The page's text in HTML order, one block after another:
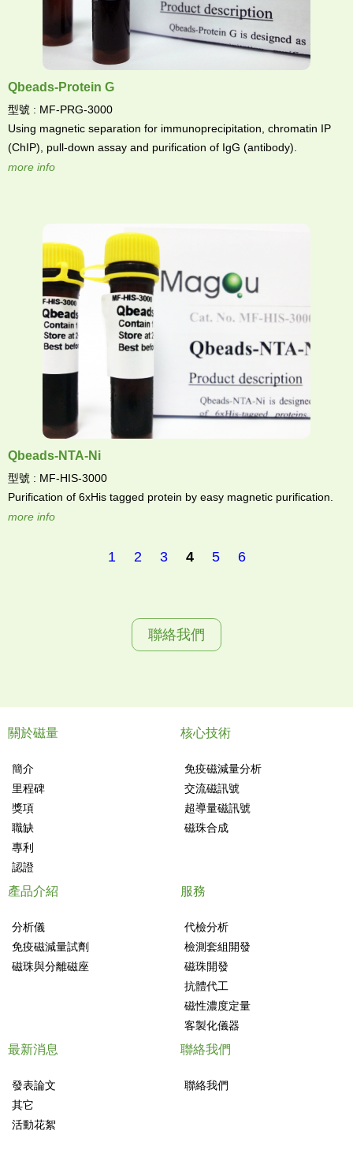
Qbeads-Protein G
型號 : MF-PRG-3000
Using magnetic separation for immunoprecipitation, chromatin IP
(ChIP), pull-down assay and purification of IgG (antibody).
more info
Qbeads-NTA-Ni
型號 : MF-HIS-3000
Purification of 6xHis tagged protein by easy magnetic purification.
more info
1 2 3 4 5 6
聯絡我們
關於磁量
簡介
里程碑
獎項
職缺
專利
認證
核心技術
免疫磁減量分析
交流磁訊號
超導量磁訊號
磁珠合成
產品介紹
分析儀
免疫磁減量試劑
磁珠與分離磁座
服務
代檢分析
檢測套組開發
磁珠開發
抗體代工
磁性濃度定量
客製化儀器
最新消息
發表論文
其它
活動花絮
聯絡我們
聯絡我們